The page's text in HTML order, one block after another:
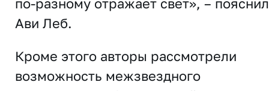
по-разному отражает свет», – пояснил
Ави Леб.
Кроме этого авторы рассмотрели
возможность межзвездного